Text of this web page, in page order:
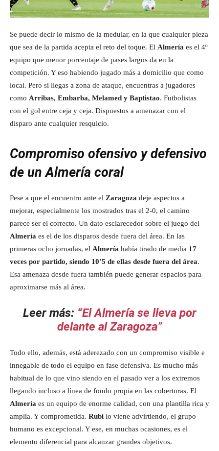
Se puede decir lo mismo de la medular, en la que cualquier pieza
que sea de la partida acepta el reto del toque. El Almería es el 4º
equipo que menor porcentaje de pases largos da en la
competición. Y eso habiendo jugado más a domicilio que como
local. Pero si llegas a zona de ataque, encuentras a jugadores
como Arribas, Embarba, Melamed y Baptistao. Futbolistas
con el gol entre ceja y ceja. Dispuestos a amenazar con el
disparo ante cualquier resquicio.
Compromiso ofensivo y defensivo
de un Almería coral
Pese a que el encuentro ante el Zaragoza deje aspectos a
mejorar, especialmente los mostrados tras el 2-0, el camino
parece ser el correcto. Un dato esclarecedor sobre el juego del
Almería es el de los disparos desde fuera del área. En las
primeras ocho jornadas, el Almería había tirado de media 17
veces por partido, siendo 10’5 de ellas desde fuera del área.
Esa amenaza desde fuera también puede generar espacios para
aproximarse más al área.
Leer más: “El Almería se lleva por
delante al Zaragoza”
Todo ello, además, está aderezado con un compromiso visible e
innegable de todo el equipo en fase defensiva. Es mucho más
habitual de lo que vino siendo en el pasado ver a los extremos
llegando incluso a línea de fondo propia en las coberturas. El
Almería es un equipo de enorme calidad, con una plantilla rica y
amplia. Y comprometida. Rubi lo viene advirtiendo, el grupo
humano es excepcional. Y ese, en muchas ocasiones, es el
elemento diferencial para alcanzar grandes objetivos.